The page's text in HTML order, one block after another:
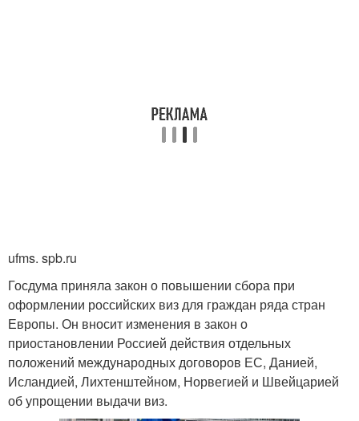
ufms. spb.ru
Госдума приняла закон о повышении сбора при
оформлении российских виз для граждан ряда стран
Европы. Он вносит изменения в закон о
приостановлении Россией действия отдельных
положений международных договоров ЕС, Данией,
Исландией, Лихтенштейном, Норвегией и Швейцарией
об упрощении выдачи виз.